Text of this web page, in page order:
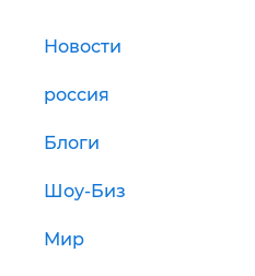
Новости
россия
Блоги
Шоу-Биз
Мир